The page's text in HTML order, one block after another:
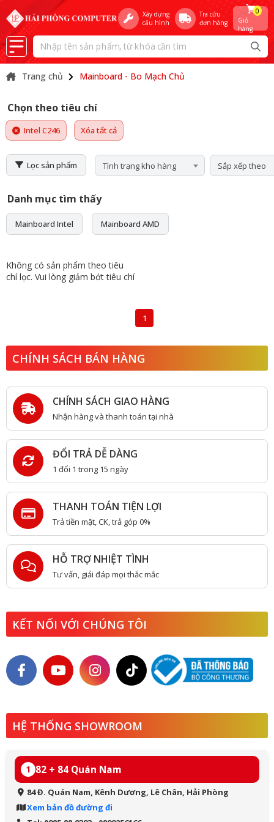
Xây dựng
cấu hình
Tra cứu
đơn hàng
Giỏ
hàng
0
Trang chủ Mainboard - Bo Mạch Chủ
Chọn theo tiêu chí
Intel C246 Xóa tất cả
Lọc sản phẩm Tình trạng kho hàng Sắp xếp theo
Danh mục tìm thấy
Mainboard Intel Mainboard AMD
Không có sản phẩm theo tiêu
chí lọc. Vui lòng giảm bớt tiêu chí
1
CHÍNH SÁCH BÁN HÀNG
CHÍNH SÁCH GIAO HÀNG
Nhận hàng và thanh toán tại nhà
ĐỔI TRẢ DỄ DÀNG
1 đổi 1 trong 15 ngày
THANH TOÁN TIỆN LỢI
Trả tiền mặt, CK, trả góp 0%
HỖ TRỢ NHIỆT TÌNH
Tư vấn, giải đáp mọi thắc mắc
KẾT NỐI VỚI CHÚNG TÔI
HỆ THỐNG SHOWROOM
1 82 + 84 Quán Nam
84 Đ. Quán Nam, Kênh Dương, Lê Chân, Hải Phòng
Xem bản đồ đường đi